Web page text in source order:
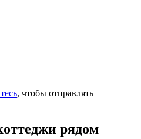
, чтобы отправлять
рядом